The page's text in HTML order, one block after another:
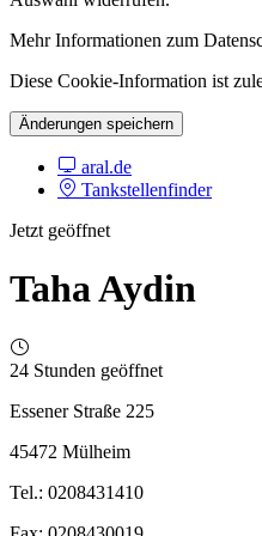
Mehr Informationen zum
Diese Cookie-Information ist
Änderungen speichern
aral.de
Tankstellenfinder
Jetzt geöffnet
Taha Aydin
24 Stunden geöffnet
Essener Straße 225
45472 Mülheim
Tel.: 0208431410